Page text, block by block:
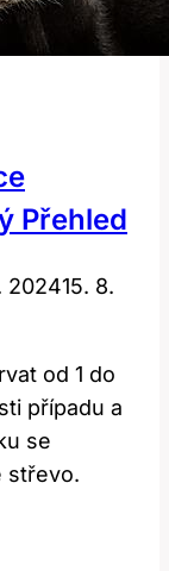
Přehled
202415. 8.
od 1 do
případu a
se
střevo.